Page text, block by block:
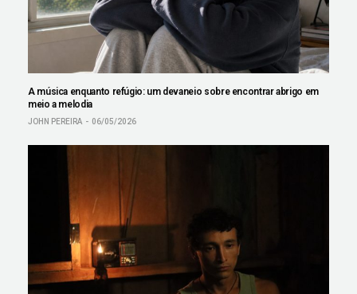
A música enquanto refúgio: um devaneio sobre encontrar abrigo em
meio a melodia
JOHN PEREIRA 06/05/2026